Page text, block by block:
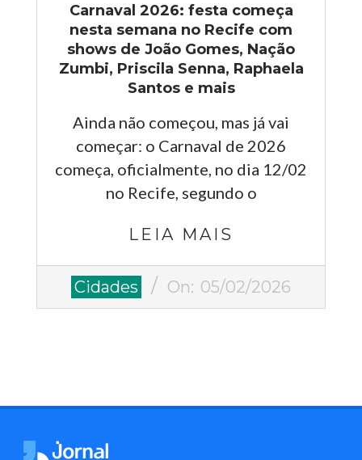
Carnaval 2026: festa começa
nesta semana no Recife com
shows de João Gomes, Nação
Zumbi, Priscila Senna, Raphaela
Santos e mais
Ainda não começou, mas já vai
começar: o Carnaval de 2026
começa, oficialmente, no dia 12/02
no Recife, segundo o
LEIA MAIS
2026-
Cidades On: 05/02/2026